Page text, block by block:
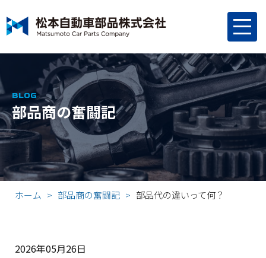
BLOG
部品商の奮闘記
ホーム 部品商の奮闘記 部品代の違いって何？
2026年05月26日